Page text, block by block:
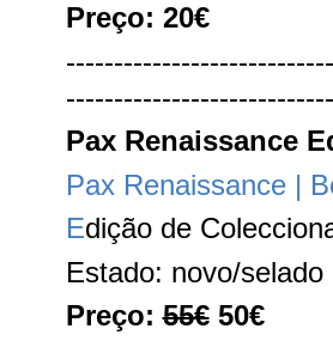
Preço: 20€
Pax Renaissance
Pax Renaissance |
Edição de
Estado: novo/selado
Preço:55€50€